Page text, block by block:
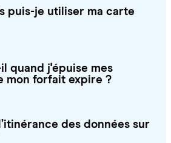
puis-je utiliser ma carte
quand j'épuise mes
mon forfait expire ?
des données sur